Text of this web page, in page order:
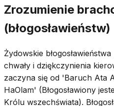
Zrozumienie
(błogosławieństw)
Żydowskie
chwały i dziękczynienia
zaczyna się od 'Baruch Ata
HaOlam' (Błogosławiony
Królu wszechświata).